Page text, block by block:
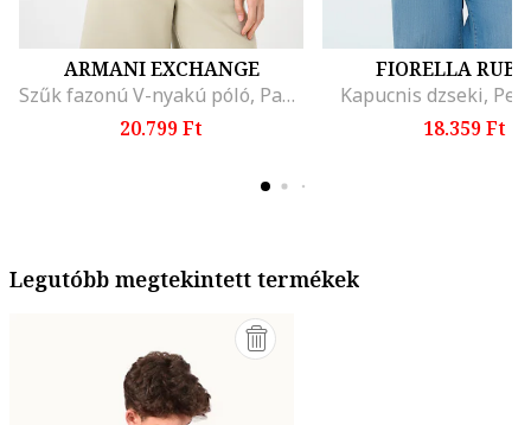
ARMANI EXCHANGE
Szűk fazonú V-nyakú póló, Pasztellzöld
20.799 Ft
FIORELLA
Kapucnis dzseki,
18.359 Ft
Legutóbb megtekintett termékek